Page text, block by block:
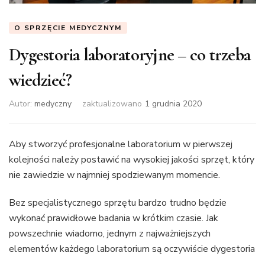
O SPRZĘCIE MEDYCZNYM
Dygestoria laboratoryjne – co trzeba
wiedzieć?
Autor: medyczny zaktualizowano 1 grudnia 2020
Aby stworzyć profesjonalne laboratorium w pierwszej
kolejności należy postawić na wysokiej jakości sprzęt, który
nie zawiedzie w najmniej spodziewanym momencie.
Bez specjalistycznego sprzętu bardzo trudno będzie
wykonać prawidłowe badania w krótkim czasie. Jak
powszechnie wiadomo, jednym z najważniejszych
elementów każdego laboratorium są oczywiście dygestoria